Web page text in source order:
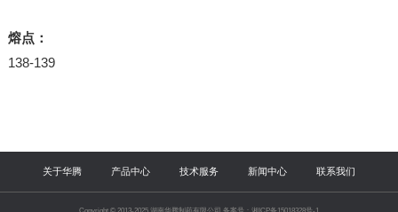
熔点：
138-139
关于华腾 产品中心 技术服务 新闻中心 联系我们
Copyright © 2013-2025 湖南华腾制药有限公司 备案号：湘ICP备15018328号-1